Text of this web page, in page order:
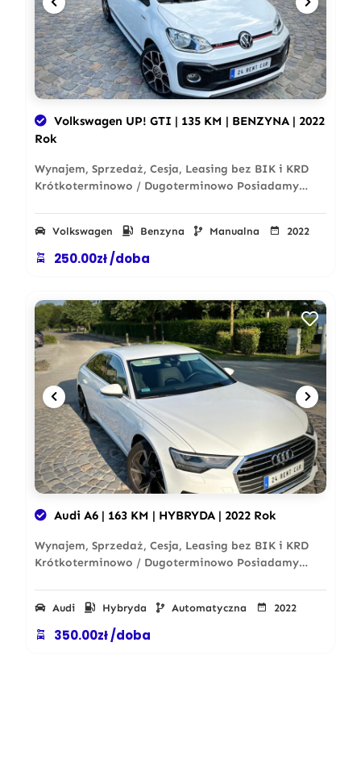
Volkswagen UP! GTI | 135 KM | BENZYNA | 2022
Rok
Wynajem, Sprzedaż, Cesja, Leasing bez BIK i KRD
Krótkoterminowo / Dugoterminowo Posiadamy…
Volkswagen Benzyna Manualna 2022
250.00zł /doba
Audi A6 | 163 KM | HYBRYDA | 2022 Rok
Wynajem, Sprzedaż, Cesja, Leasing bez BIK i KRD
Krótkoterminowo / Dugoterminowo Posiadamy…
Audi Hybryda Automatyczna 2022
350.00zł /doba